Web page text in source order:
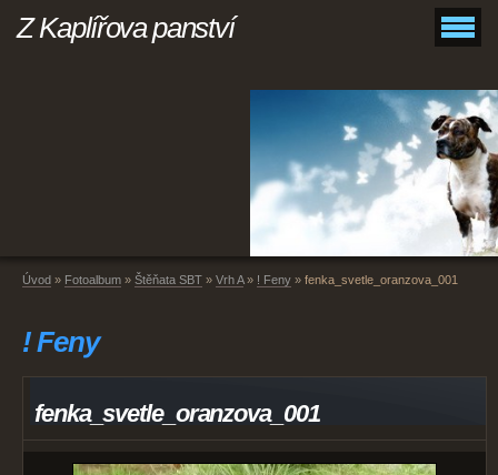
Z Kaplířova panství
Úvod » Fotoalbum » Štěňata SBT » Vrh A» ! Feny » fenka_svetle_oranzova_001
! Feny
fenka_svetle_oranzova_001